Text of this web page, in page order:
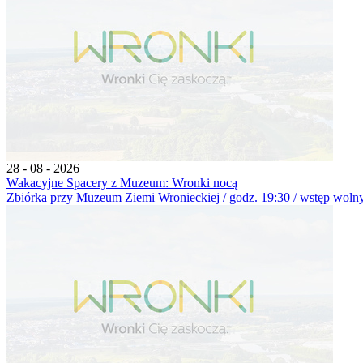
28 - 08 - 2026
Wakacyjne Spacery z Muzeum: Wronki nocą
Zbiórka przy Muzeum Ziemi Wronieckiej / godz. 19:30 / wstęp